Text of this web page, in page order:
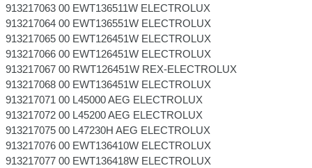
913217063 00 EWT136511W ELECTROLUX
913217064 00 EWT136551W ELECTROLUX
913217065 00 EWT126451W ELECTROLUX
913217066 00 EWT126451W ELECTROLUX
913217067 00 RWT126451W REX-ELECTROLUX
913217068 00 EWT136451W ELECTROLUX
913217071 00 L45000 AEG ELECTROLUX
913217072 00 L45200 AEG ELECTROLUX
913217075 00 L47230H AEG ELECTROLUX
913217076 00 EWT136410W ELECTROLUX
913217077 00 EWT136418W ELECTROLUX